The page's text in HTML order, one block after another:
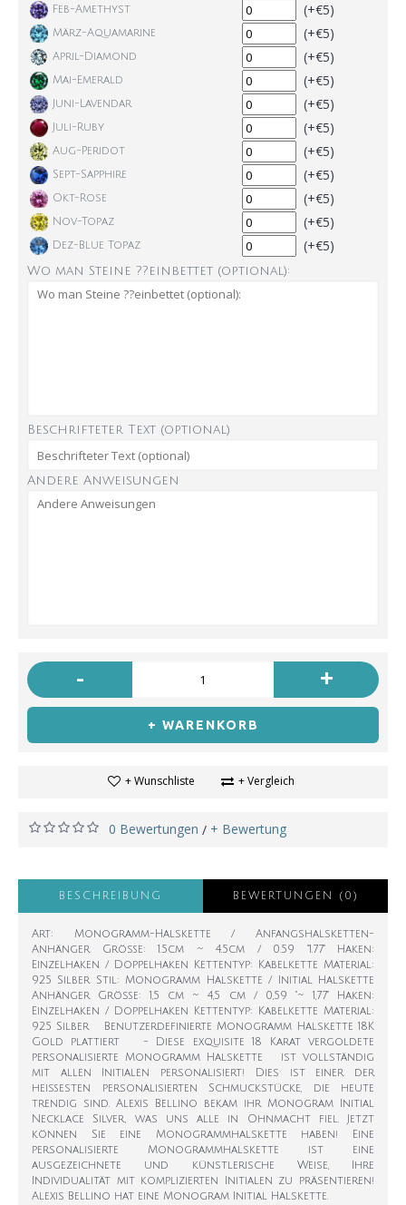
Feb-Amethyst (+€5)
März-Aquamarine (+€5)
April-Diamond (+€5)
Mai-Emerald (+€5)
Juni-Lavendar (+€5)
Juli-Ruby (+€5)
Aug-Peridot (+€5)
Sept-Sapphire (+€5)
Okt-Rose (+€5)
Nov-Topaz (+€5)
Dez-Blue Topaz (+€5)
Wo man Steine ??einbettet (optional):
Beschrifteter Text (optional)
Andere Anweisungen
- +
+ WARENKORB
+ Wunschliste + Vergleich
0 Bewertungen / + Bewertung
BESCHREIBUNG BEWERTUNGEN (0)
Art: Monogramm-Halskette / Anfangshalsketten-
Anhänger Größe: 1.5cm ~ 4.5cm / 0.59 "1.77" Haken:
Einzelhaken / Doppelhaken Kettentyp: Kabelkette Material:
925 Silber Stil: Monogramm Halskette / Initial Halskette
Anhänger Größe: 1,5 cm ~ 4,5 cm / 0,59 "~ 1,77" Haken:
Einzelhaken / Doppelhaken Kettentyp: Kabelkette Material:
925 Silber Benutzerdefinierte Monogramm Halskette 18K
Gold plattiert - Diese exquisite 18 Karat vergoldete
personalisierte Monogramm Halskette ist vollständig
mit allen Initialen personalisiert! Dies ist einer der
heißesten personalisierten Schmuckstücke, die heute
trendig sind. Alexis Bellino bekam ihr Monogram Initial
Necklace Silver, was uns alle in Ohnmacht fiel. Jetzt
können Sie eine Monogrammhalskette haben! Eine
personalisierte Monogrammhalskette ist eine
ausgezeichnete und künstlerische Weise, Ihre
Individualität mit komplizierten Initialen zu präsentieren!
Alexis Bellino hat eine Monogram Initial Halskette.